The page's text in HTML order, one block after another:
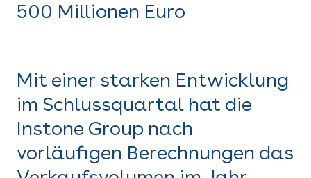
500 Millionen Euro
Mit einer starken Entwicklung
im Schlussquartal hat die
Instone Group nach
vorläufigen Berechnungen das